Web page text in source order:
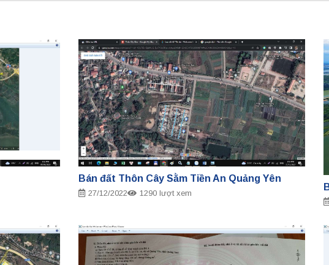
Bán đất Thôn Cây Sằm Tiền An Quảng Yên
27/12/2022 1290 lượt xem